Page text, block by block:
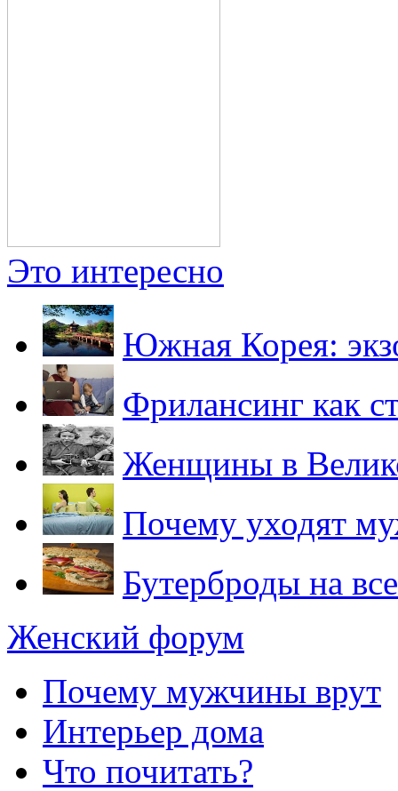
Это интересно
Южная Корея:
Фрилансинг как
Женщины в
Почему уходят
Бутерброды на
Женский форум
Почему мужчины врут
Интерьер дома
Что почитать?